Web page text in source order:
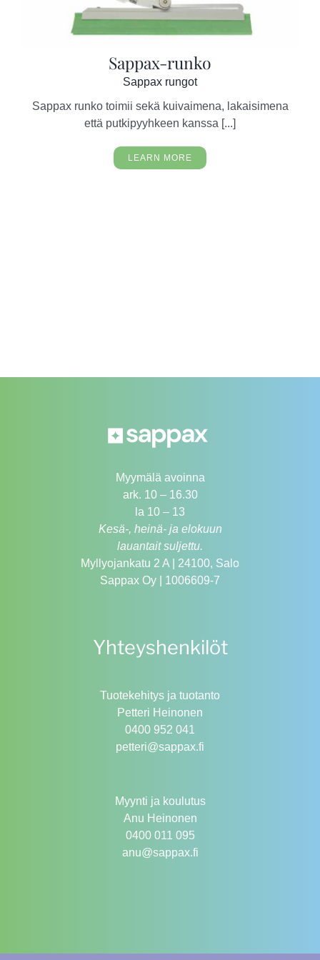
Sappax-runko
Sappax rungot
Sappax runko toimii sekä kuivaimena, lakaisimena
että putkipyyhkeen kanssa [...]
LEARN MORE
Myymälä avoinna
ark. 10 – 16.30
la 10 – 13
Kesä-, heinä- ja elokuun
lauantait suljettu.
Myllyojankatu 2 A | 24100, Salo
Sappax Oy | 1006609-7
Yhteyshenkilöt
Tuotekehitys ja tuotanto
Petteri Heinonen
0400 952 041
petteri@sappax.fi
Myynti ja koulutus
Anu Heinonen
0400 011 095
anu@sappax.fi